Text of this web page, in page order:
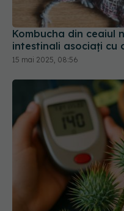
Kombucha din
intestinali asociați cu
15 mai 2025, 08:56
Planta care scade